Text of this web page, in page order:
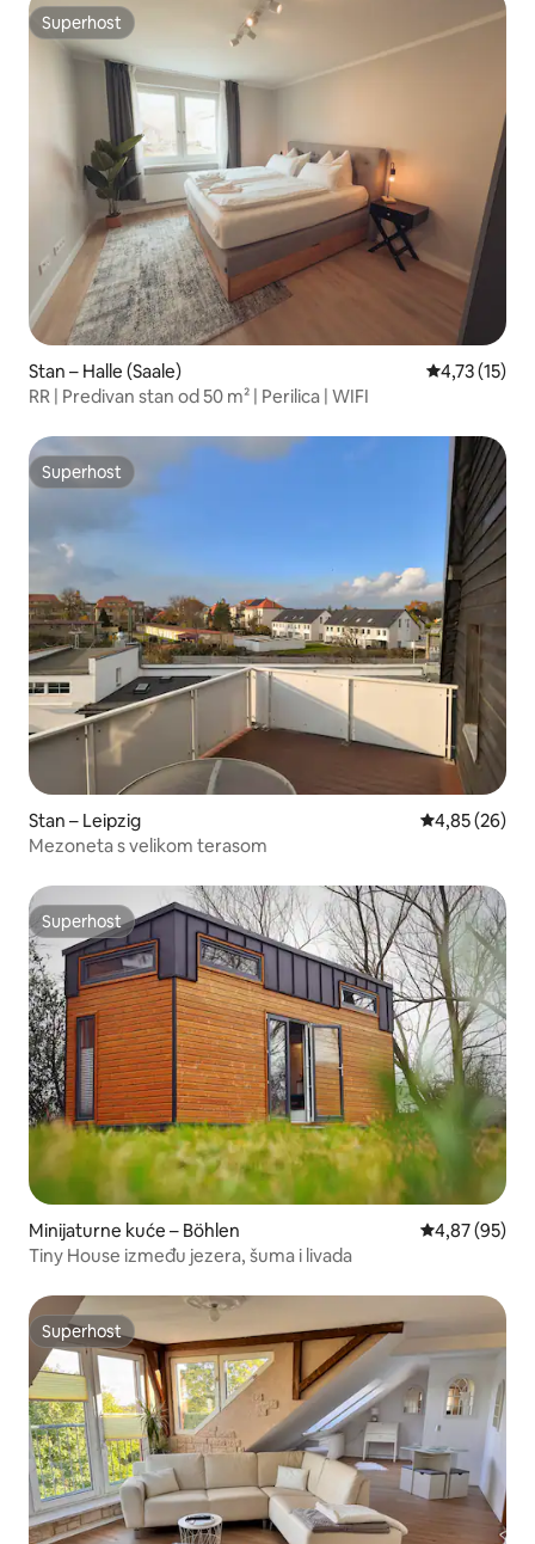
Superhost
Superhost
Stan – Halle (Saale) Prosječna
4,73 (15)
RR | Predivan stan od 50 m² | Perilica | WIFI
Superhost
Superhost
Stan – Leipzig Prosječna
4,85 (26)
Mezoneta s velikom terasom
Superhost
Superhost
Minijaturne kuće – Böhlen Prosječna
4,87 (95)
Tiny House između jezera, šuma i livada
Superhost
Superhost